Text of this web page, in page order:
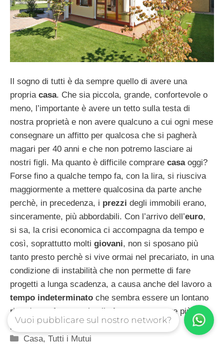
Il sogno di tutti è da sempre quello di avere una
propriacasa. Che sia piccola, grande, confortevole o
meno, l’importante è avere un tetto sulla testa di
nostra proprietà e non avere qualcuno a cui ogni mese
consegnare un affitto per qualcosa che si pagherà
magari per 40 anni e che non potremo lasciare ai
nostri figli. Ma quanto è difficile comprare casaoggi?
Forse fino a qualche tempo fa, con la lira, si riusciva
maggiormente a mettere qualcosina da parte anche
perchè, in precedenza, i prezzi degli immobili erano,
sinceramente, più abbordabili. Con l’arrivo dell’euro,
si sa, la crisi economica ci accompagna da tempo e
così, soprattutto molti giovani, non si sposano più
tanto presto perchè si vive ormai nel precariato, in una
condizione di instabilità che non permette di fare
progetti a lunga scadenza, a causa anche del lavoro a
tempo indeterminato che sembra essere un lontano
ricordo per fare spazio alle famose e sempre più
presenti “collaborazioni a progetto”.
Categorie
Casa,Tutti i Mutui
Vuoi pubblicare sul nostro network?